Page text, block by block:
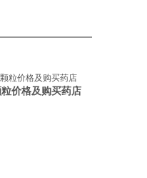
价格及购买药店